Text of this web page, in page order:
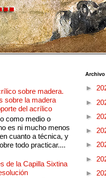
sobre madera.
sobre la madera
del acrílico
como medio o
es ni mucho menos
cuanto a técnica, y
todo practicar....
de la Capilla Sixtina
►
►
►
►
►
►
►